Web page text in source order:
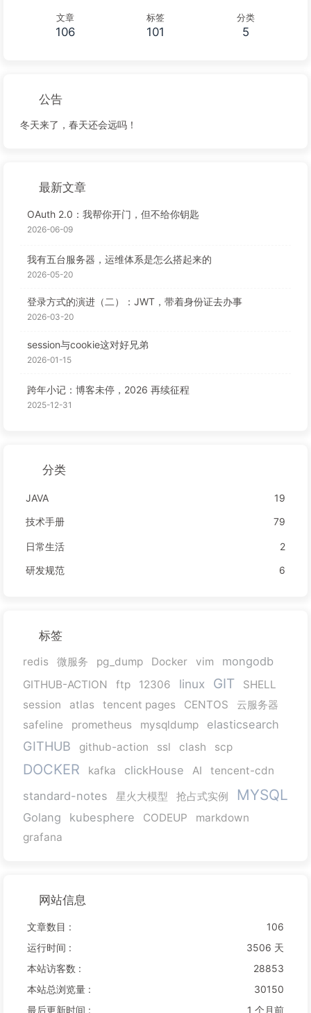
文章
106
标签
101
分类
5
公告
冬天来了，春天还会远吗！
最新文章
OAuth 2.0：我帮你开门，但不给你钥匙
2026-06-09
我有五台服务器，运维体系是怎么搭起来的
2026-05-20
登录方式的演进（二）：JWT，带着身份证去办事
2026-03-20
session与cookie这对好兄弟
2026-01-15
跨年小记：博客未停，2026 再续征程
2025-12-31
分类
JAVA
19
技术手册
79
日常生活
2
研发规范
6
标签
redis 微服务 pg_dump Docker vim mongodb
GITHUB-ACTION ftp 12306 linux GIT
SHELL
session
atlas tencent pages CENTOS
云服务器
safeline
prometheus mysqldump elasticsearch
GITHUB github-action ssl clash scp
DOCKER kafka clickHouse AI tencent-cdn
standard-notes 星火大模型 抢占式实例 MYSQL
Golang kubesphere CODEUP
markdown
grafana
网站信息
文章数目 :
106
运行时间 :
3506 天
本站访客数 :
28853
本站总浏览量 :
30150
最后更新时间 :
1 个月前